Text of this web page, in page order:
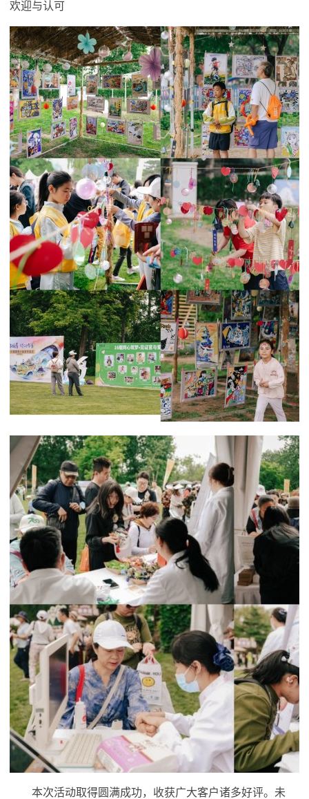
欢迎与认可
本次活动取得圆满成功，收获广大客户诸多好评。未